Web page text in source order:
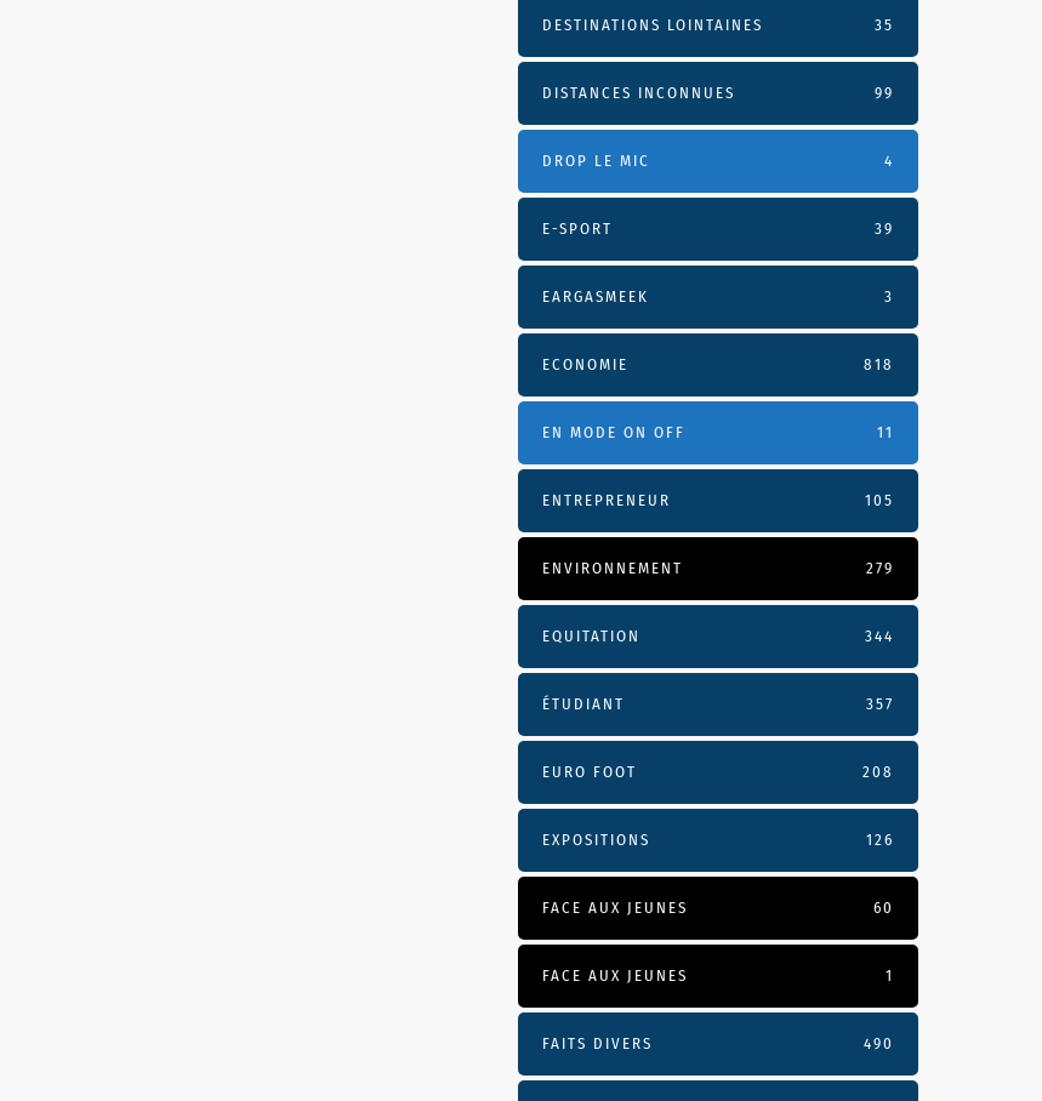
DESTINATIONS LOINTAINES 35
DISTANCES INCONNUES 99
DROP LE MIC 4
E-SPORT 39
EARGASMEEK 3
ECONOMIE 818
EN MODE ON OFF 11
ENTREPRENEUR 105
ENVIRONNEMENT 279
EQUITATION 344
ÉTUDIANT 357
EURO FOOT 208
EXPOSITIONS 126
FACE AUX JEUNES 60
FACE AUX JEUNES 1
FAITS DIVERS 490